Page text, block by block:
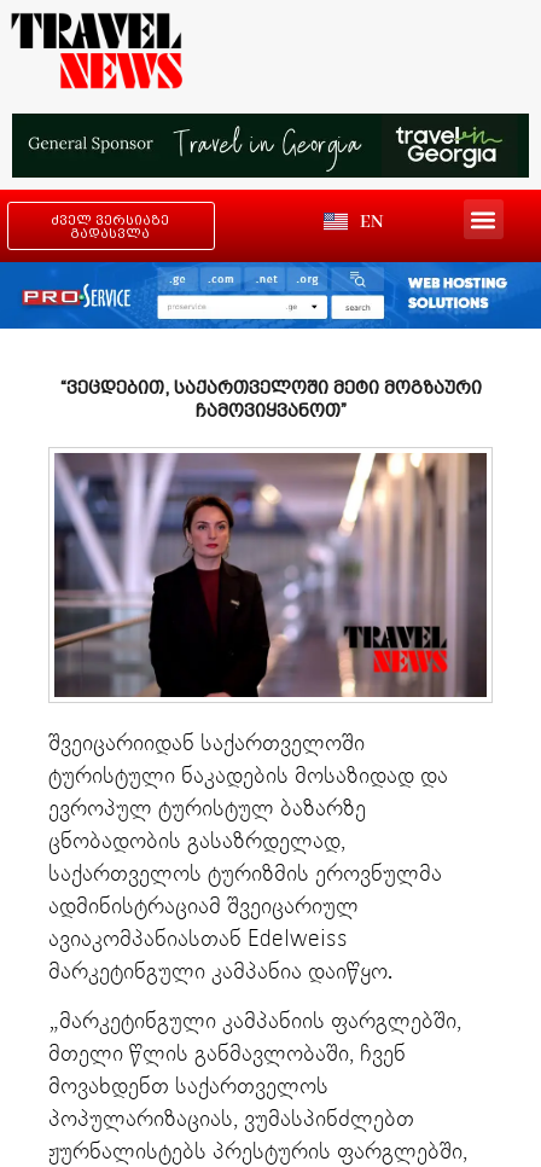
ძველ ვერსიაზე
გადასვლა
EN
“ვეცდებით, საქართველოში მეტი მოგზაური
ჩამოვიყვანოთ”
შვეიცარიიდან საქართველოში
ტურისტული ნაკადების მოსაზიდად და
ევროპულ ტურისტულ ბაზარზე
ცნობადობის გასაზრდელად,
საქართველოს ტურიზმის ეროვნულმა
ადმინისტრაციამ შვეიცარიულ
ავიაკომპანიასთან Edelweiss
მარკეტინგული კამპანია დაიწყო.
„მარკეტინგული კამპანიის ფარგლებში,
მთელი წლის განმავლობაში, ჩვენ
მოვახდენთ საქართველოს
პოპულარიზაციას, ვუმასპინძლებთ
ჟურნალისტებს პრესტურის ფარგლებში,